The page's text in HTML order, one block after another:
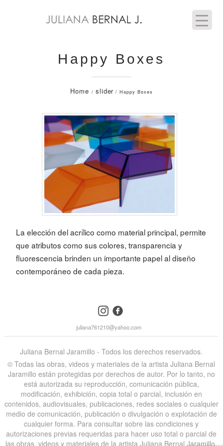
Happy Boxes
Home / slider / Happy Boxes
La elección del acrílico como material principal, permite
que atributos como sus colores, transparencia y
fluorescencia brinden un importante papel al diseño
contemporáneo de cada pieza.
instagramfacebook
juliana761210@yahoo.com
Juliana Bernal Jaramillo - Todos los derechos reservados.
©️ Todas las obras, videos y materiales de la artista Juliana Bernal
Jaramillo están protegidas por derechos de autor. Por lo tanto, no
está autorizada su reproducción, comunicación pública,
modificación, exhibición, copia total o parcial, inclusión en
contenidos, audiovisuales, publicaciones, redes sociales o cualquier
medio de comunicación, publicación o divulgación o explotación de
cualquier forma. Para consultar sobre las condiciones y
autorizaciones previas requeridas para hacer uso total o parcial de
las obras, videos y materiales de la artista Juliana Bernal Jaramillo,